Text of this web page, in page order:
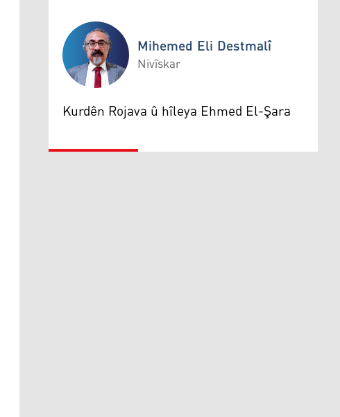
Mihemed Eli Destmalî
Mihemed Eli Destmalî
Nivîskar
Kurdên Rojava û hîleya Ehmed El-Şara